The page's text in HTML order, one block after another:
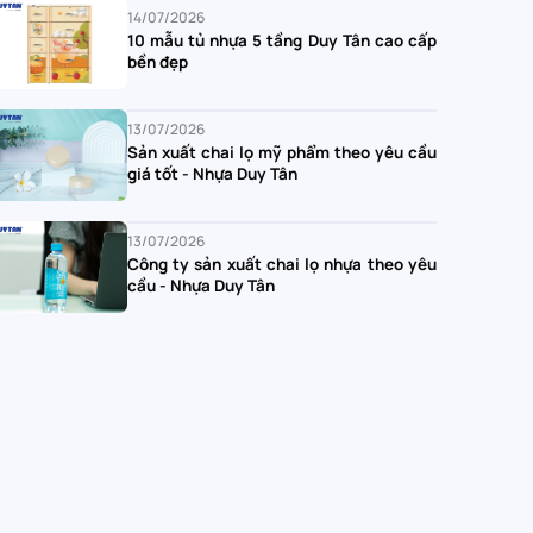
14/07/2026
10 mẫu tủ nhựa 5 tầng Duy Tân cao cấp
bền đẹp
13/07/2026
Sản xuất chai lọ mỹ phẩm theo yêu cầu
giá tốt - Nhựa Duy Tân
13/07/2026
Công ty sản xuất chai lọ nhựa theo yêu
cầu - Nhựa Duy Tân